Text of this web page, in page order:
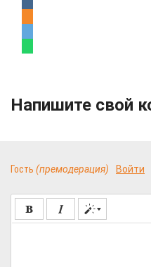
Напишите свой
Гость (премодерация) Войти